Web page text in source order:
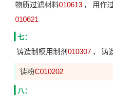
物质过滤材料010613 ，
用作
010621
七：
铸造制模用制剂 010307 ， 铸
铸粉C010202
八：